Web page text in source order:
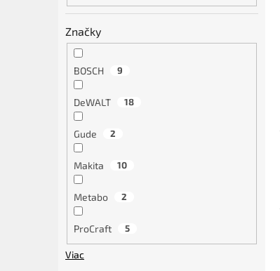
Značky
BOSCH 9
DeWALT 18
Gude 2
Makita 10
Metabo 2
ProCraft 5
Viac